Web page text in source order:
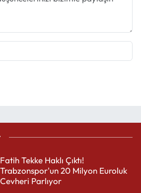
Fatih Tekke Haklı Çıktı!
Trabzonspor'un 20 Milyon Euroluk
Cevheri Parlıyor